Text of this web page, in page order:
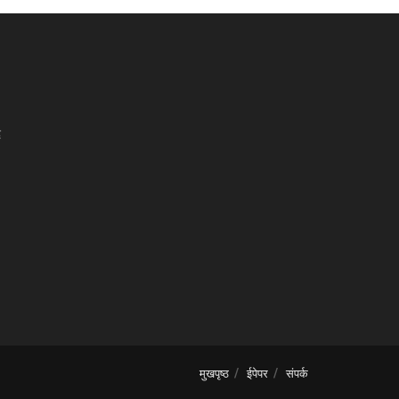
मुखपृष्ठ ईपेपर संपर्क